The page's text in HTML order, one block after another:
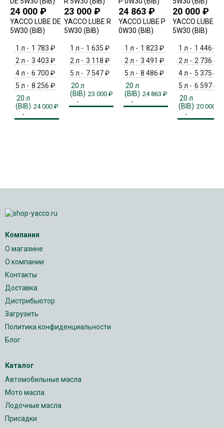
24 000 ₽
YACCO LUBE DE
5W30 (BIB)
1 л - 1 783 ₽
2 л - 3 403 ₽
4 л - 6 700 ₽
5 л - 8 256 ₽
20 л
(BIB)
-
24 000 ₽
23 000₽
YACCO LUBE R
5W30 (BIB)
1 л - 1 635 ₽
2 л - 3 118 ₽
5 л - 7 547₽
20 л
(BIB)
-
23 000 ₽
24 863 ₽
YACCO LUBE P
0W30 (BIB)
1 л - 1 823 ₽
2 л - 3 491 ₽
5 л - 8 486 ₽
20 л
(BIB)
-
24 863 ₽
20 000₽
YACCO LUBE F
5W30 (BIB)
1 л - 1 446 ₽
2 л - 2 736 ₽
4 л - 5 375 ₽
5 л - 6 597₽
20 л
(BIB)
-
20 000
Компания
О магазине
О компании
Контакты
Доставка
Дистрибьютор
Загрузить
Политика конфиденциальности
Блог
Каталог
Автомобильные масла
Мото масла
Лодочные масла
Присадки